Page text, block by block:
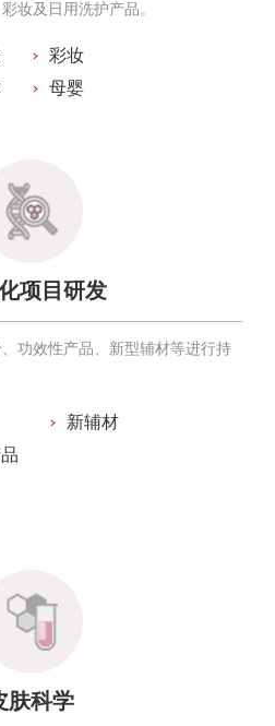
妆及日用洗护产品。
彩妆
母婴
项目研发
功效性产品、新型辅材等进行持
新辅材
肤科学